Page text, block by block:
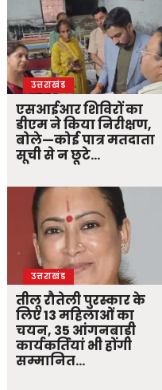
उत्तराखंड
एसआईआर शिविरों का
डीएम ने किया निरीक्षण,
बोले—कोई पात्र मतदाता
सूची से न छूटे…
उत्तराखंड
तीलू रौतेली पुरस्कार के
लिए 13 महिलाओं का
चयन, 35 आंगनबाड़ी
कार्यकर्तियां भी होंगी
सम्मानित…